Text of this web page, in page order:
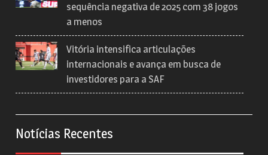
sequência negativa de 2025 com 38 jogos
a menos
Vitória intensifica articulações
internacionais e avança em busca de
investidores para a SAF
Notícias Recentes